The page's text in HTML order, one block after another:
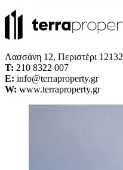
Λασσάνη 12, Περιστέρι 12132
Τ: 210 8322 007
E: info@terraproperty.gr
W: www.terraproperty.gr